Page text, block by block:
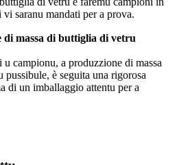
saranu mandati per a prova.
massa di buttiglia di vetru
campionu, a produzzione di massa
pussibule, è seguita una rigorosa
di un imballaggio attentu per a